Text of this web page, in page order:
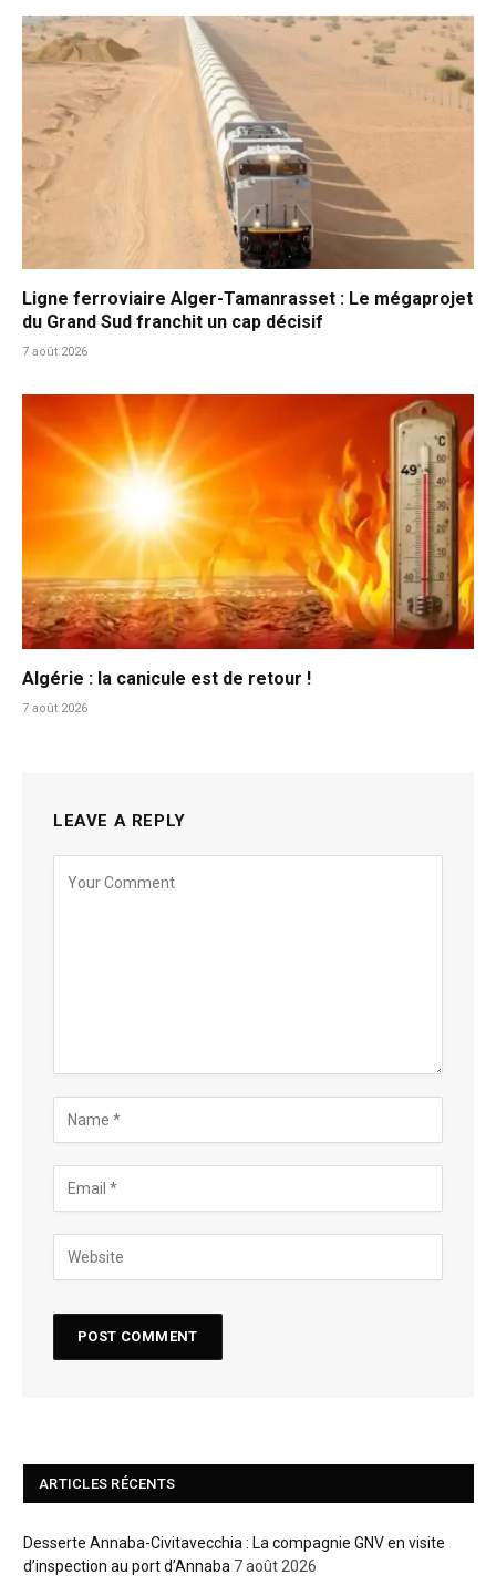
Ligne ferroviaire Alger-Tamanrasset : Le mégaprojet
du Grand Sud franchit un cap décisif
7 août 2026
Algérie : la canicule est de retour !
7 août 2026
LEAVE A REPLY
ARTICLES RÉCENTS
Desserte Annaba-Civitavecchia : La compagnie GNV en visite
d’inspection au port d’Annaba 7 août 2026